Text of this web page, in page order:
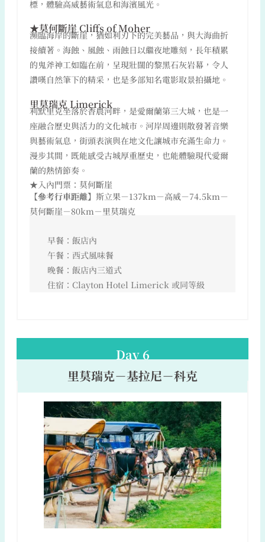
標，體驗高威藝術氣息和海濱風光。
★莫何斷崖 Cliffs of Moher
瀕臨海岸的斷崖，猶如利刃下的完美藝品，與大海曲折
接續著。海蝕、風蝕、雨蝕日以繼夜地雕刻，長年積累
的鬼斧神工如臨在前，呈現壯闊的黎黑石灰岩幕，令人
讚嘆自然筆下的精采，也是多部知名電影取景拍攝地。
里莫瑞克 Limerick
利默里克坐落於香農河畔，是愛爾蘭第三大城，也是一
座融合歷史與活力的文化城市。河岸周邊則散發著音樂
與藝術氣息，街頭表演與在地文化讓城市充滿生命力。
漫步其間，既能感受古城厚重歷史，也能體驗現代愛爾
蘭的熱情節奏。
★入內門票：莫何斷崖
【參考行車距離】 斯立果－137km－高威－74.5km－
莫何斷崖－80km－里莫瑞克
早餐：飯店內
午餐：西式風味餐
晚餐：飯店內三道式
住宿：Clayton Hotel Limerick 或同等級
Day 6
里莫瑞克－基拉尼－科克